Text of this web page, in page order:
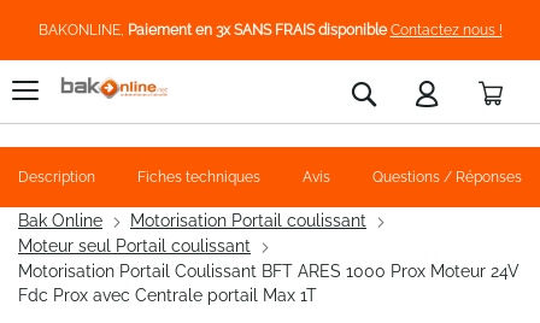
BAKONLINE, Paiement en 3x SANS FRAIS disponible Contactez nous !
Rechercher
Bak Online
Motorisation Portail coulissant
Moteur seul Portail coulissant
Motorisation Portail Coulissant BFT ARES 1000 Prox Moteur 24V
Fdc Prox avec Centrale portail Max 1T
Description Fiches techniques Avis Questions / Réponses